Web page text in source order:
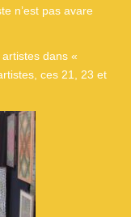
n’est pas avare
dans «
ces 21, 23 et